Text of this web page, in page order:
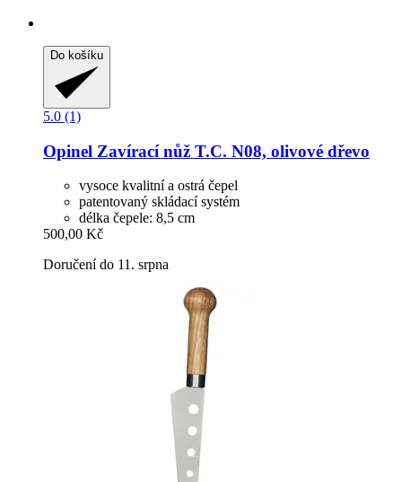
Do košíku
5.0 (1)
Opinel Zavírací nůž T.C. N08, olivové dřevo
vysoce kvalitní a ostrá čepel
patentovaný skládací systém
délka čepele: 8,5 cm
500,00 Kč
Doručení do 11. srpna